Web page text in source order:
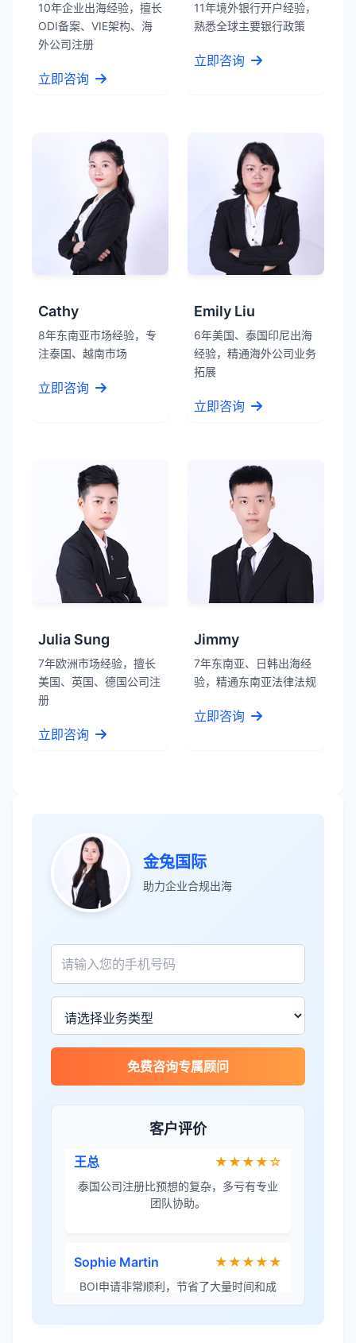
10年企业出海经验，擅长
ODI备案、VIE架构、海
外公司注册
立即咨询
11年境外银行开户经验，
熟悉全球主要银行政策
立即咨询
Cathy
8年东南亚市场经验，专
注泰国、越南市场
立即咨询
Emily Liu
6年美国、泰国印尼出海
经验，精通海外公司业务
拓展
立即咨询
Julia Sung
7年欧洲市场经验，擅长
美国、英国、德国公司注
册
立即咨询
Jimmy
7年东南亚、日韩出海经
验，精通东南亚法律法规
立即咨询
金兔国际
助力企业合规出海
免费咨询专属顾问
客户评价
张先生
服务专业高效，一周就完成了泰国公司注
James Wilson ★★★★★
金兔国际帮我们完成了泰国建厂的所有法
王总 ★★★★☆
泰国公司注册比预想的复杂，多亏有专业
团队协助。
Sophie Martin ★★★★★
BOI申请非常顺利，节省了大量时间和成